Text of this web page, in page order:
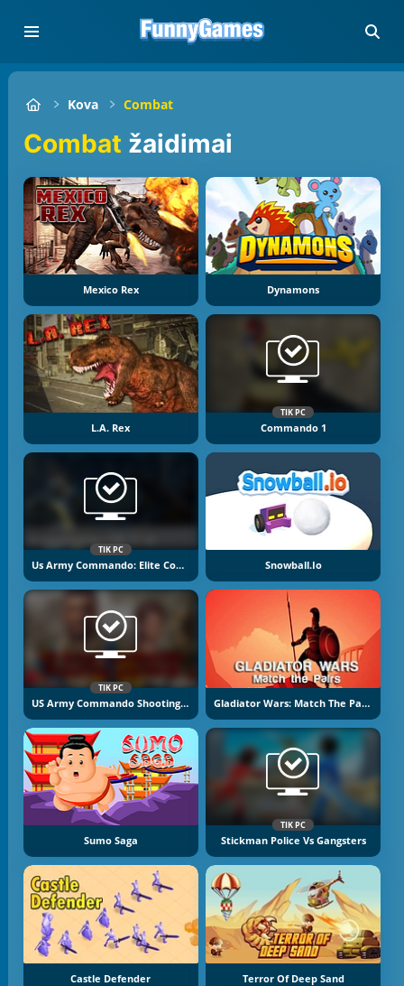
Kova Combat
Combat žaidimai
Mexico Rex Dynamons
L.A. Rex
TIK PC
Commando 1
TIK PC
Us Army Commando: Elite Commando War Snowball.io
TIK PC
US Army Commando Shooting Warzone Gladiator Wars: Match The Pairs
Sumo Saga
TIK PC
Stickman Police Vs Gangsters
Castle Defender Terror Of Deep Sand